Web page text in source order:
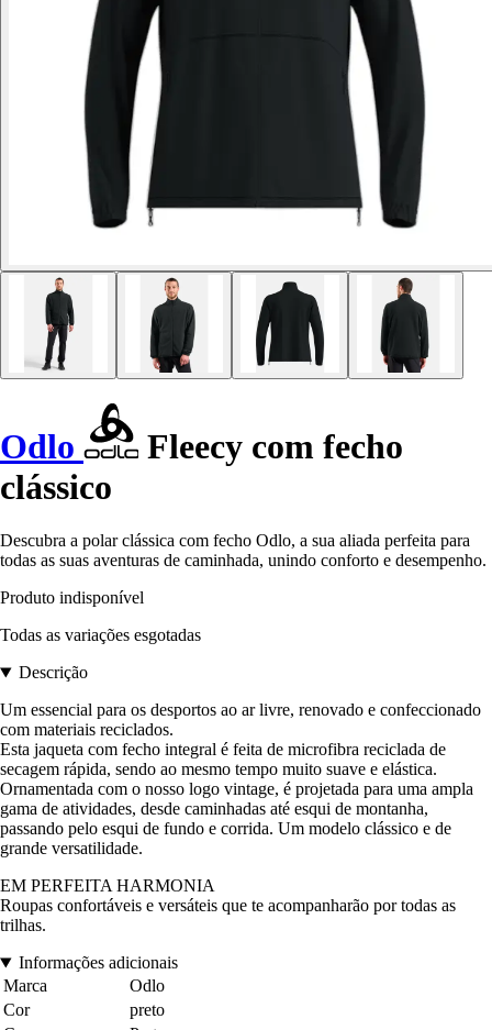
Odlo
Fleecy com fecho
clássico
Descubra a polar clássica com fecho Odlo, a sua aliada perfeita para
todas as suas aventuras de caminhada, unindo conforto e desempenho.
Produto indisponível
Todas as variações esgotadas
Descrição
Um essencial para os desportos ao ar livre, renovado e confeccionado
com materiais reciclados.
Esta jaqueta com fecho integral é feita de microfibra reciclada de
secagem rápida, sendo ao mesmo tempo muito suave e elástica.
Ornamentada com o nosso logo vintage, é projetada para uma ampla
gama de atividades, desde caminhadas até esqui de montanha,
passando pelo esqui de fundo e corrida. Um modelo clássico e de
grande versatilidade.
EM PERFEITA HARMONIA
Roupas confortáveis e versáteis que te acompanharão por todas as
trilhas.
Informações adicionais
Marca
Odlo
Cor
preto